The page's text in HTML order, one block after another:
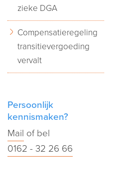
zieke DGA
Compensatieregeling
transitievergoeding
vervalt
Persoonlijk
kennismaken?
Mail of bel
0162 - 32 26 66